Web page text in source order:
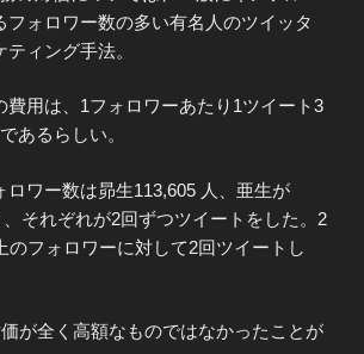
フォロワー数の多い有名人のツイッタ
ィング手法。
費用は、1フォロワーあたり1ツイート3
あるらしい。
ロワー数は昴生113,605 人、亜生が
それぞれが2回ずつツイートをした。2
のフォロワーに対して2回ツイートし
が全く高額なものではなかったことが